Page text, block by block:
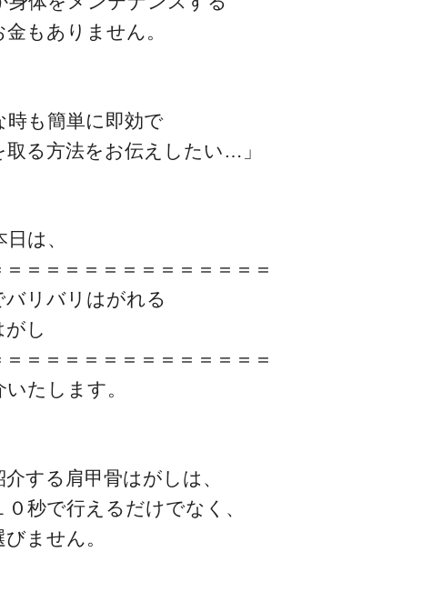
もありません。
時も簡単に即効で
る方法をお伝えしたい…」
は、
＝＝＝＝＝＝＝＝＝＝＝＝＝＝
バリバリはがれる
がし
＝＝＝＝＝＝＝＝＝＝＝＝＝＝
たします。
する肩甲骨はがしは、
０秒で行えるだけでなく、
ません。